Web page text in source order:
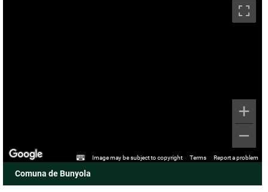
Image may be subject to copyright Terms Report a problem
Comuna de Bunyola